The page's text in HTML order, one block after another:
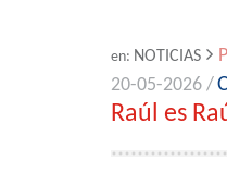
en: NOTICIAS
20-05-2026 /
Raúl es